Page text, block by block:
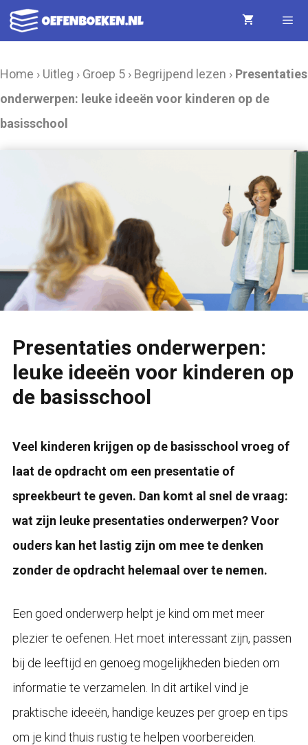
Ga
naar
Home › Uitleg › Groep 5 › Begrijpend lezen › Presentaties
onderwerpen: leuke ideeën voor kinderen op de
basisschool
Presentaties onderwerpen:
leuke ideeën voor kinderen op
de basisschool
Veel kinderen krijgen op de basisschool vroeg of
laat de opdracht om een presentatie of
spreekbeurt te geven. Dan komt al snel de vraag:
wat zijn leuke presentaties onderwerpen? Voor
ouders kan het lastig zijn om mee te denken
zonder de opdracht helemaal over te nemen.
Een goed onderwerp helpt je kind om met meer
plezier te oefenen. Het moet interessant zijn, passen
bij de leeftijd en genoeg mogelijkheden bieden om
informatie te verzamelen. In dit artikel vind je
praktische ideeën, handige keuzes per groep en tips
om je kind thuis rustig te helpen voorbereiden.